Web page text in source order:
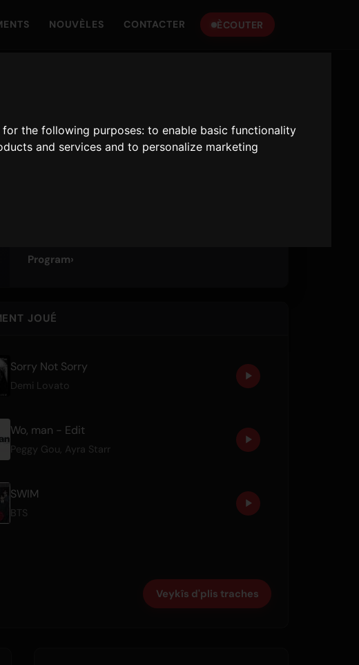
for the following purposes:to enable basic functionality
and services and to personalize marketing
NOUVÈLES CONTACTER ÈCOUTER
Vince
06:00 AM - 10:00 AM
Program›
JOUÉ
Sorry Not Sorry
Demi Lovato
Wo, man - Edit
Peggy Gou Ayra Starr
SWIM
BTS
Veykîs d'plis traches